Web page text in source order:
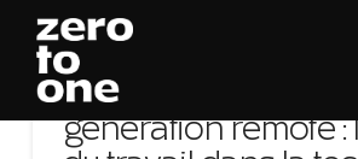
Génération
génération remote :